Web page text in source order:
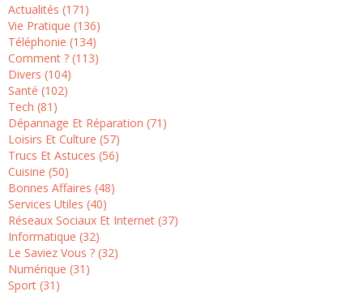
Actualités (171)
Vie Pratique (136)
Téléphonie (134)
Comment ? (113)
Divers (104)
Santé (102)
Tech (81)
Dépannage Et Réparation (71)
Loisirs Et Culture (57)
Trucs Et Astuces (56)
Cuisine (50)
Bonnes Affaires (48)
Services Utiles (40)
Réseaux Sociaux Et Internet (37)
Informatique (32)
Le Saviez Vous ? (32)
Numérique (31)
Sport (31)